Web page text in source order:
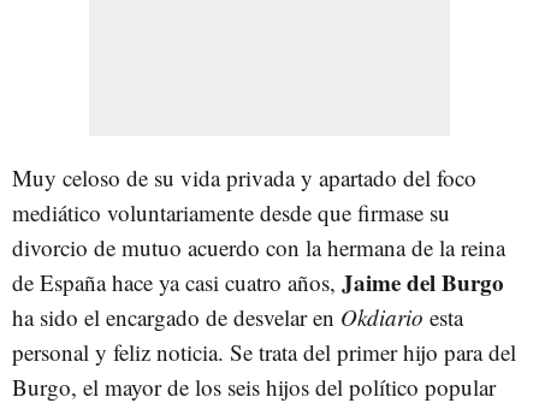
Muy celoso de su vida privada y apartado del foco
mediático voluntariamente desde que firmase su
divorcio de mutuo acuerdo con la hermana de la reina
de España hace ya casi cuatro años, Jaime del Burgo
ha sido el encargado de desvelar en Okdiario esta
personal y feliz noticia. Se trata del primer hijo para del
Burgo, el mayor de los seis hijos del político popular